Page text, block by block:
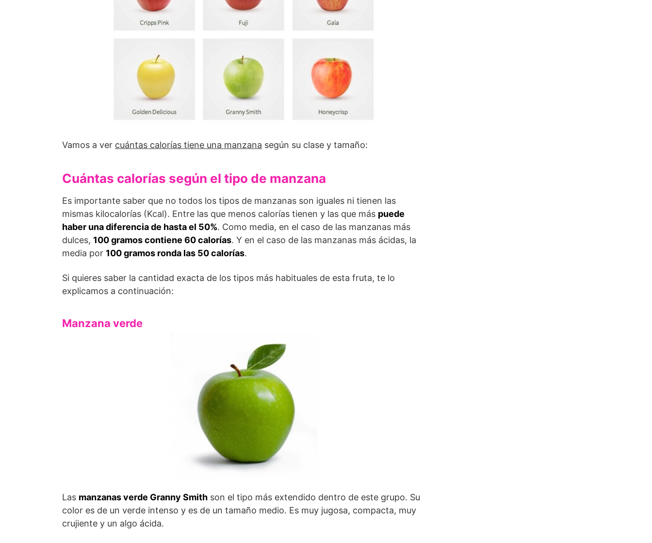
Vamos a ver cuántas calorías tiene una manzana según su clase y tamaño:
Cuántas calorías según el tipo de manzana
Es importante saber que no todos los tipos de manzanas son iguales ni tienen las
mismas kilocalorías (Kcal). Entre las que menos calorías tienen y las que más puede
haber una diferencia de hasta el 50%. Como media, en el caso de las manzanas más
dulces, 100 gramos contiene 60 calorías. Y en el caso de las manzanas más ácidas, la
media por 100 gramos ronda las 50 calorías.
Si quieres saber la cantidad exacta de los tipos más habituales de esta fruta, te lo
explicamos a continuación:
Manzana verde
Las manzanas verde Granny Smith son el tipo más extendido dentro de este grupo. Su
color es de un verde intenso y es de un tamaño medio. Es muy jugosa, compacta, muy
crujiente y un algo ácida.